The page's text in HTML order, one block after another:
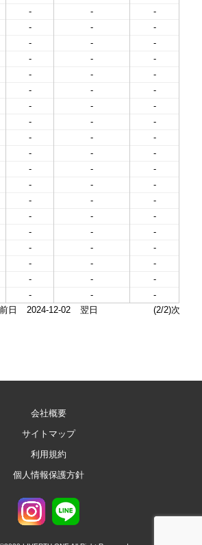
- -
-
- -
-
- -
-
- -
-
- -
-
- -
-
- -
-
- -
-
- -
-
- -
-
- -
-
- -
-
- -
-
- -
-
- -
-
- -
-
- -
-
- -
-
- -
-
前日
2024-12-02 翌日 (2/2)次
会社概要
サイトマップ
利用規約
個人情報保護方針